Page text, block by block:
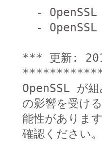
*** 更新:
OpenSSL が
の影響を受け
能性がありま
確認ください。